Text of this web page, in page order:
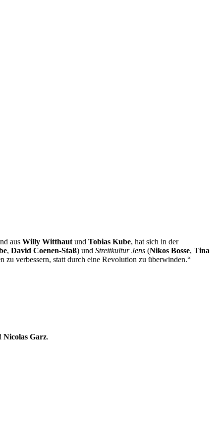
aus Willy Witthaut und Tobias Kube, hat sich in der
, David Coenen-Staß) und Streitkultur Jens (Nikos Bosse, Tina
zu verbessern, statt durch eine Revolution zu überwinden.“
Nicolas Garz.